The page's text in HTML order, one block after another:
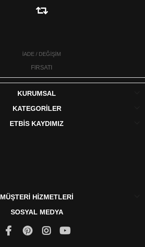
İADE / DEĞİŞİM
FIRSATI
KURUMSAL
KATEGORİLER
ETBİS KAYDIMIZ
MÜŞTERİ HİZMETLERİ
SOSYAL MEDYA